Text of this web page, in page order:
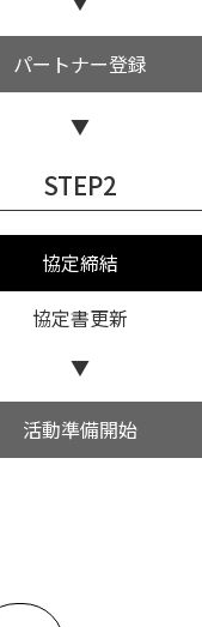
パートナー登録
STEP2
協定締結
協定書更新
活動準備開始